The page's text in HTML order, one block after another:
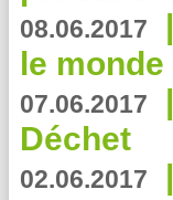
08.06.2017 |
le
07.06.2017 |
Déchet
02.06.2017 |